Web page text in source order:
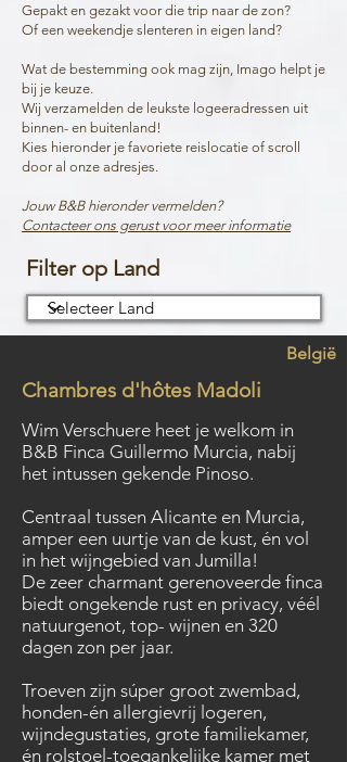
Gepakt en gezakt voor die trip naar de zon?
Of een weekendje slenteren in eigen land?
Wat de bestemming ook mag zijn, Imago helpt je
bij je keuze.
Wij verzamelden de leukste logeeradressen uit
binnen- en buitenland!
Kies hieronder je favoriete reislocatie of scroll
door al onze adresjes.
Jouw B&B hieronder vermelden?
Contacteer ons gerust voor meer informatie
Filter op Land
België
Chambres d'hôtes Madoli
Wim Verschuere heet je welkom in
B&B Finca Guillermo Murcia, nabij
het intussen gekende Pinoso.
Centraal tussen Alicante en Murcia,
amper een uurtje van de kust, én vol
in het wijngebied van Jumilla!
De zeer charmant gerenoveerde finca
biedt ongekende rust en privacy, véél
natuurgenot, top- wijnen en 320
dagen zon per jaar.
Troeven zijn súper groot zwembad,
honden-én allergievrij logeren,
wijndegustaties, grote familiekamer,
én rolstoel-toegankelijke kamer met